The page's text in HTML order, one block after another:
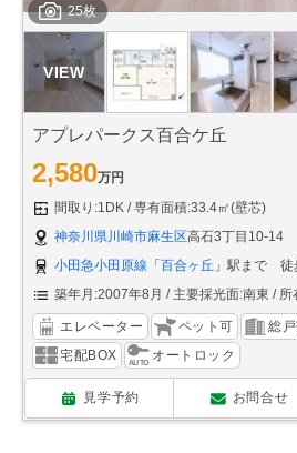
25枚
アプレパークス百合ケ丘
2,580万円
間取り:1DK
専有面積:33.4㎡(壁芯)
神奈川県川崎市麻生区高石3丁目10-14
小田急小田原線 「 百合ヶ丘 」駅まで 徒
築年月:2007年8月
主要採光面:南東 所
エレベーター ペット可
総
宅配BOX
オートロック
見学予約 お問合せ